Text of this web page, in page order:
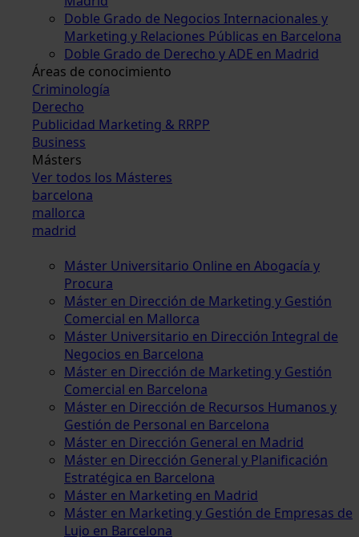
Doble Grado de Negocios Internacionales y
Marketing y Relaciones Públicas en Barcelona
Doble Grado de Derecho y ADE en Madrid
Áreas de conocimiento
Criminología
Derecho
Publicidad Marketing & RRPP
Business
Másters
Ver todos los Másteres
barcelona
mallorca
madrid
Máster Universitario Online en Abogacía y
Procura
Máster en Dirección de Marketing y Gestión
Comercial en Mallorca
Máster Universitario en Dirección Integral de
Negocios en Barcelona
Máster en Dirección de Marketing y Gestión
Comercial en Barcelona
Máster en Dirección de Recursos Humanos y
Gestión de Personal en Barcelona
Máster en Dirección General en Madrid
Máster en Dirección General y Planificación
Estratégica en Barcelona
Máster en Marketing en Madrid
Máster en Marketing y Gestión de Empresas de
Lujo en Barcelona